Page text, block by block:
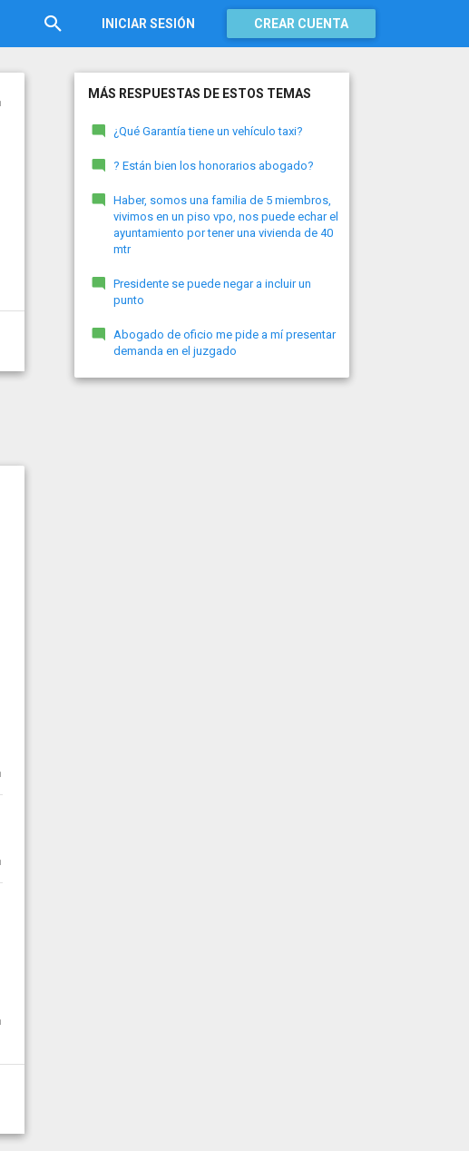
INICIAR SESIÓN CREAR CUENTA
MÁS RESPUESTAS DE ESTOS TEMAS
¿Qué Garantía tiene un vehículo taxi?
? Están bien los honorarios abogado?
Haber, somos una familia de 5 miembros,
vivimos en un piso vpo, nos puede echar el
ayuntamiento por tener una vivienda de 40
mtr
Presidente se puede negar a incluir un
punto
Abogado de oficio me pide a mí presentar
demanda en el juzgado